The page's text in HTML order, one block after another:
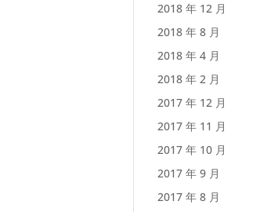
2018 年 12 月
2018 年 8 月
2018 年 4 月
2018 年 2 月
2017 年 12 月
2017 年 11 月
2017 年 10 月
2017 年 9 月
2017 年 8 月